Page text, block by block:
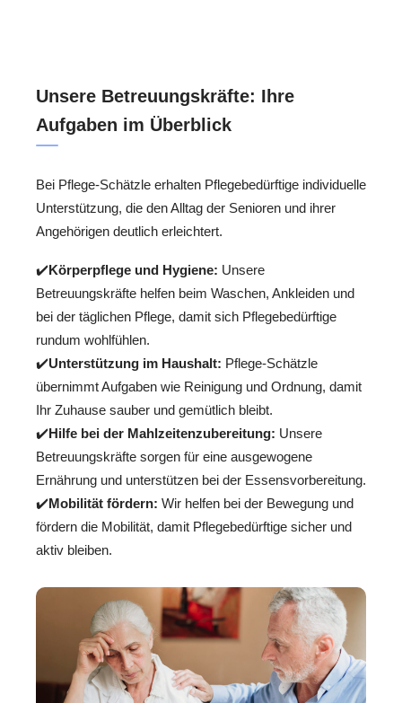
Unsere Betreuungskräfte: Ihre
Aufgaben im Überblick
Bei Pflege-Schätzle erhalten Pflegebedürftige individuelle
Unterstützung, die den Alltag der Senioren und ihrer
Angehörigen deutlich erleichtert.
✔️Körperpflege und Hygiene: Unsere
Betreuungskräfte helfen beim Waschen, Ankleiden und
bei der täglichen Pflege, damit sich Pflegebedürftige
rundum wohlfühlen.
✔️Unterstützung im Haushalt: Pflege-Schätzle
übernimmt Aufgaben wie Reinigung und Ordnung, damit
Ihr Zuhause sauber und gemütlich bleibt.
✔️Hilfe bei der Mahlzeitenzubereitung: Unsere
Betreuungskräfte sorgen für eine ausgewogene
Ernährung und unterstützen bei der Essensvorbereitung.
✔️Mobilität fördern: Wir helfen bei der Bewegung und
fördern die Mobilität, damit Pflegebedürftige sicher und
aktiv bleiben.